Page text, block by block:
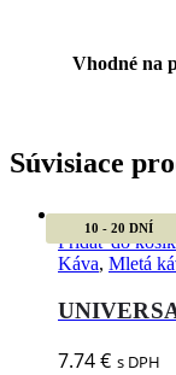
Vhodné na
Súvisiace
10 - 20 DNÍ
Pridať do
Káva, Mletá
7.74€ s DPH